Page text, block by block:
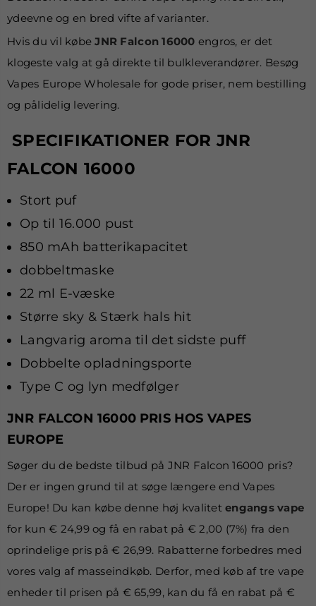
ydeevne og en bred vifte af varianter.
Hvis du vil købeJNR Falcon 16000 engros, er det
klogeste valg at gå direkte til bulkleverandører. Besøg
Vapes Europe Wholesale for gode priser, nem bestilling
og pålidelig levering.
SPECIFIKATIONER FOR JNR
FALCON 16000
Stort puf
Op til 16.000 pust
850 mAh batterikapacitet
dobbeltmaske
22 ml E-væske
Større sky & Stærk hals hit
Langvarig aroma til det sidste puff
Dobbelte opladningsporte
Type C og lyn medfølger
JNR FALCON 16000 PRIS HOS VAPES
EUROPE
Søger du de bedste tilbud på JNR Falcon 16000 pris?
Der er ingen grund til at søge længere end Vapes
Europe! Du kan købe denne høj kvalitetengangs vape
for kun € 24,99 og få en rabat på € 2,00 (7%) fra den
oprindelige pris på € 26,99. Rabatterne forbedres med
vores valg af masseindkøb. Derfor, med køb af tre vape
enheder til prisen på € 65,99, kan du få en rabat på €